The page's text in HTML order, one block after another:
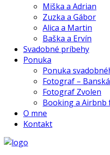
Miška a Adrian
Zuzka a Gábor
Alica a Martin
Baška a Ervín
Svadobné príbehy
Ponuka
Ponuka
Fotograf –
Fotograf Zvolen
Booking a
O mne
Kontakt